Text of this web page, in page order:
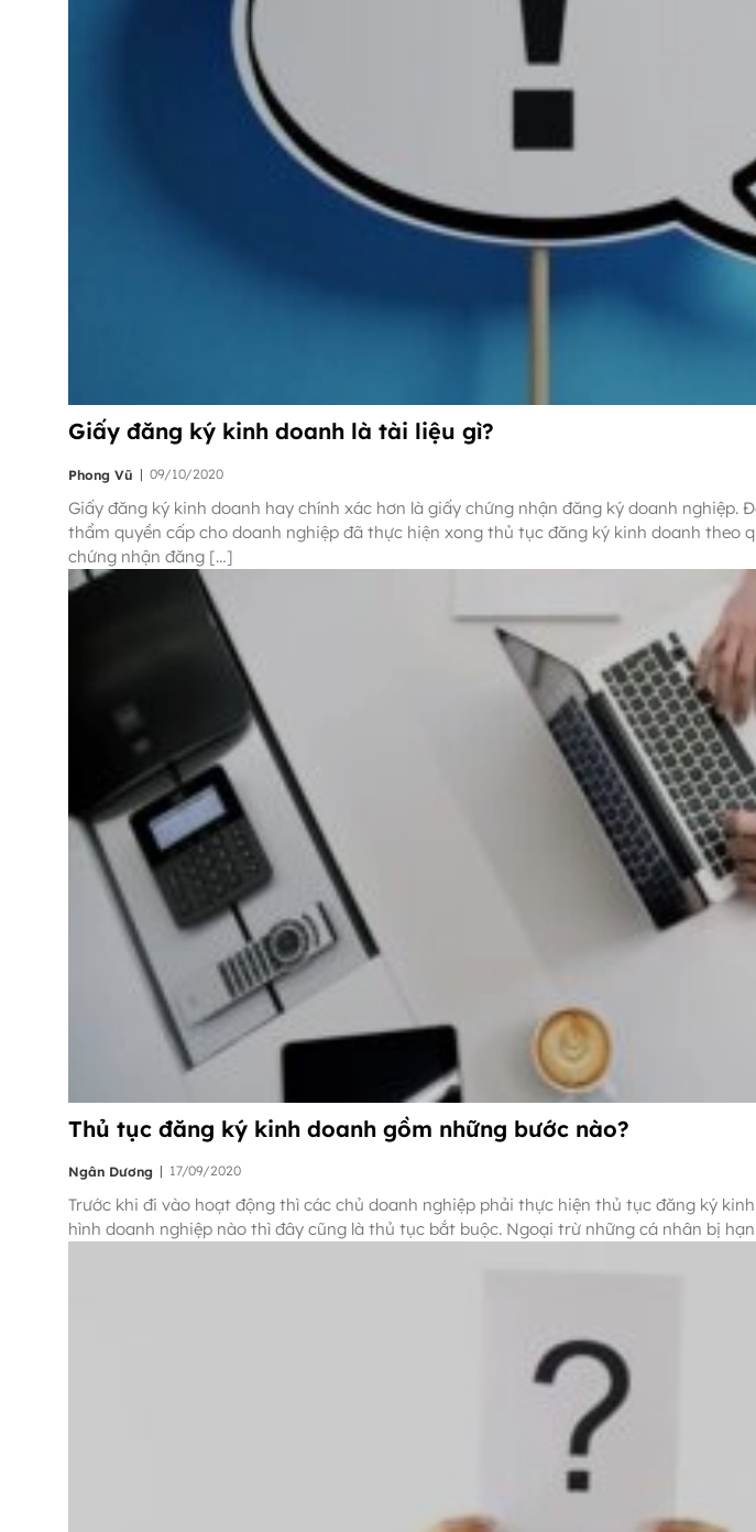
Giấy đăng ký kinh doanh là tài liệu gì?
Phong Vũ | 09/10/2020
Giấy đăng ký kinh doanh hay chính xác hơn là giấy chứng nhận đăng ký doanh nghiệp.
thẩm quyền cấp cho doanh nghiệp đã thực hiện xong thủ tục đăng ký kinh doanh theo
chứng nhận đăng […]
Thủ tục đăng ký kinh doanh gồm những bước nào?
Ngân Dương | 17/09/2020
Trước khi đi vào hoạt động thì các chủ doanh nghiệp phải thực hiện thủ tục đăng ký
hình doanh nghiệp nào thì đây cũng là thủ tục bắt buộc. Ngoại trừ những cá nhân bị